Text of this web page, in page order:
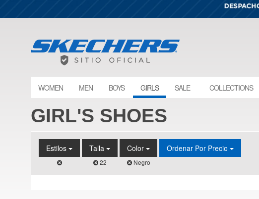
WOMEN MEN BOYS GIRLS SALE COLLECTIONS
GIRL'S SHOES
Estilos Talla
22
Color
Negro
Ordenar Por Precio